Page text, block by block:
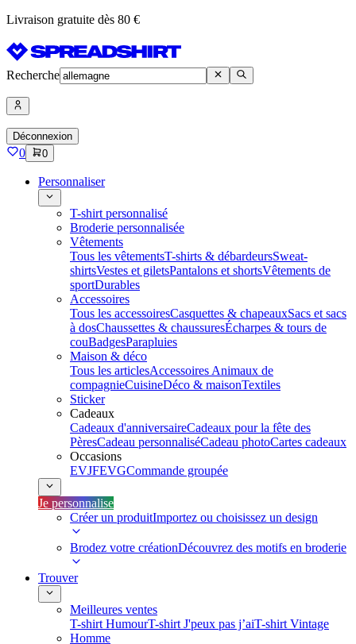
Livraison gratuite dès 80 €
Recherche
Déconnexion
0 0
Personnaliser
T-shirt personnalisé
Broderie personnalisée
Vêtements
Tous les vêtementsT-shirts & débardeursSweat-
shirtsVestes et giletsPantalons et shortsVêtements de
sportDurables
Accessoires
Tous les accessoiresCasquettes & chapeauxSacs et sacs
à dosChaussettes & chaussuresÉcharpes & tours de
couBadgesParapluies
Maison & déco
Tous les articlesAccessoires Animaux de
compagnieCuisineDéco & maisonTextiles
Sticker
Cadeaux
Cadeaux d'anniversaireCadeaux pour la fête des
PèresCadeau personnaliséCadeau photoCartes cadeaux
Occasions
EVJFEVGCommande groupée
Je personnalise
Créer un produitImportez ou choisissez un design
Brodez votre créationDécouvrez des motifs en broderie
Trouver
Meilleures ventes
T-shirt HumourT-shirt J'peux pas j’aiT-shirt Vintage
Homme